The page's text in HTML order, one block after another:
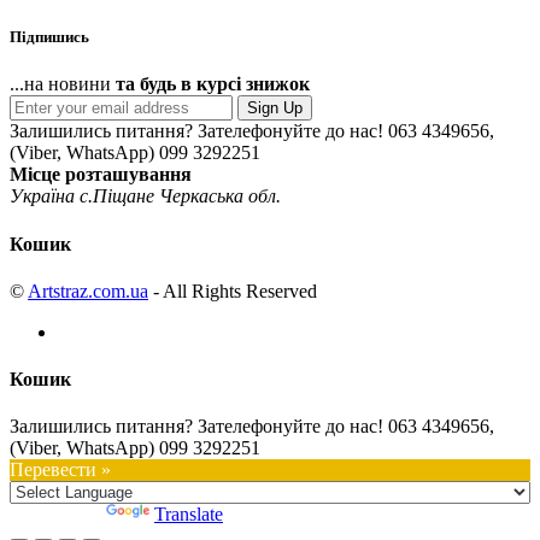
Підпишись
...на новини та будь в курсі знижок
Sign Up
Залишились питання? Зателефонуйте до нас! 063 4349656,
(Viber, WhatsApp) 099 3292251
Місце розташування
Україна с.Піщане Черкаська обл.
Кошик
© Artstraz.com.ua - All Rights Reserved
Кошик
Залишились питання? Зателефонуйте до нас! 063 4349656,
(Viber, WhatsApp) 099 3292251
Перевести »
Translate